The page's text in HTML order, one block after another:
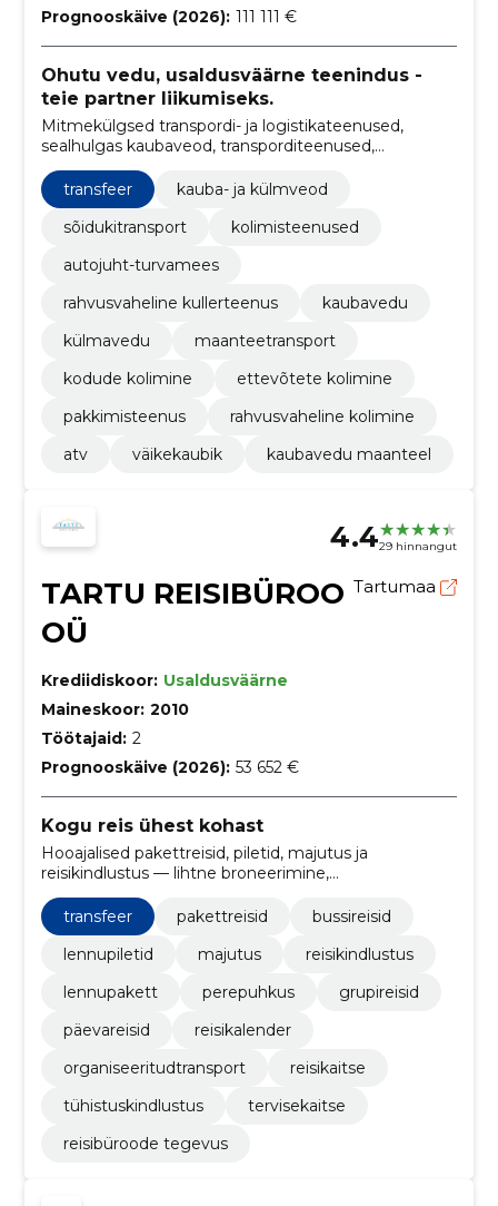
Prognooskäive (2026): 111 111 €
Ohutu vedu, usaldusväärne teenindus -
teie partner liikumiseks.
Mitmekülgsed transpordi- ja logistikateenused,
sealhulgas kaubaveod, transporditeenused,
kolimisteenused ning rahvusvaheline kullerteenus.
transfeer
kauba- ja külmveod
sõidukitransport
kolimisteenused
autojuht-turvamees
rahvusvaheline kullerteenus
kaubavedu
külmavedu
maanteetransport
kodude kolimine
ettevõtete kolimine
pakkimisteenus
rahvusvaheline kolimine
atv
väikekaubik kaubavedu maanteel
4.429 hinnangut
TARTU REISIBÜROO
OÜ
Tartumaa
Krediidiskoor: Usaldusväärne
Maineskoor: 2010
Töötajaid: 2
Prognooskäive (2026): 53 652 €
Kogu reis ühest kohast
Hooajalised pakettreisid, piletid, majutus ja
reisikindlustus — lihtne broneerimine,
järelmaksuvalikud ja isiklik Tartu-kontori nõustamine.
transfeer
pakettreisid
bussireisid
lennupiletid
majutus
reisikindlustus
lennupakett
perepuhkus
grupireisid
päevareisid
reisikalender
organiseeritudtransport
reisikaitse
tühistuskindlustus
tervisekaitse
reisibüroode tegevus